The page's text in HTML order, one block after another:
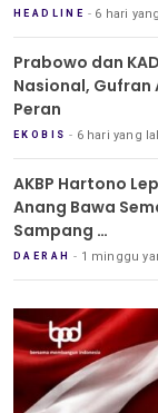
HEADLINE 6 hari
Prabowo dan
Nasional, Gufran
Peran
EKOBIS 6 hari yang
AKBP Hartono
Anang Bawa
Sampang
Tradisi Pedang
Sampang
DAERAH 1 minggu